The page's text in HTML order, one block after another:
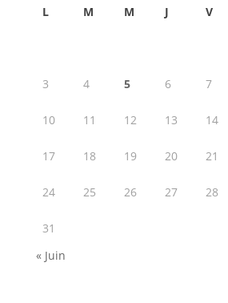
L M M J V
3 4 5 6 7
10 11 12 13 14
17 18 19 20 21
24 25 26 27 28
31
« Juin